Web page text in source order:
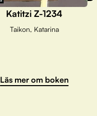
Katitzi Z-1234
Taikon, Katarina
Läs mer om boken